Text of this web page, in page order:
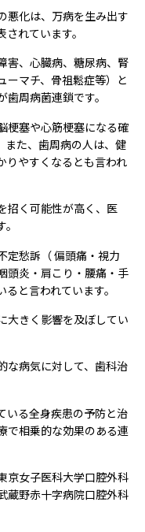
悪化は、万病を生み出す
れています。
害、心臓病、糖尿病、腎
ーマチ、骨祖鬆症等）と
周病菌連鎖です。
梗塞や心筋梗塞になる確
また、歯周病の人は、健
りやすくなるとも言われ
招く可能性が高く、医
定愁訴（ 偏頭痛・視力
頭炎・肩こり・腰痛・手
と言われています。
大きく影響を及ぼしてい
な病気に対して、歯科治
いる全身疾患の予防と治
で相乗的な効果のある連
京女子医科大学口腔外科
蔵野赤十字病院口腔外科